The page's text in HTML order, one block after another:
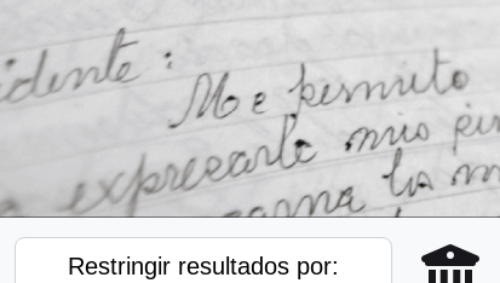
Restringir resultados por: